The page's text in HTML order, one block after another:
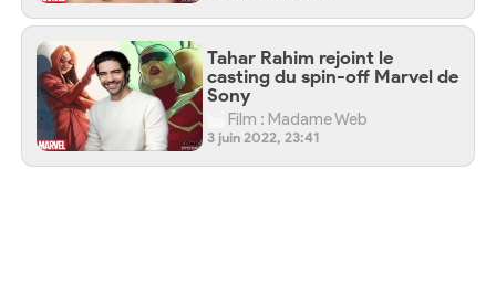
Tahar Rahim rejoint le
casting du spin-off Marvel de
Sony
Film : Madame Web
3 juin 2022, 23:41